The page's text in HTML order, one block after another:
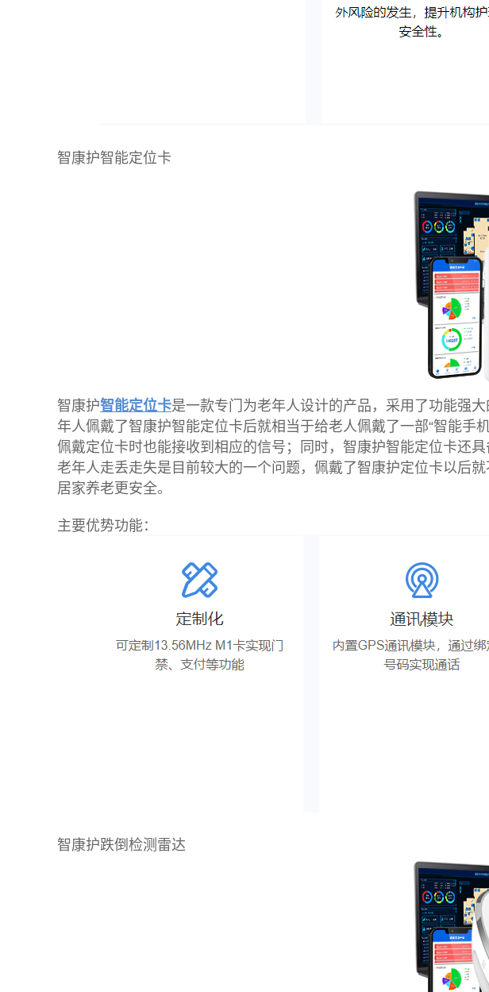
智康护智能定位卡
智康护智能定位卡是一款专门为老年人设计的产品，采用了功能强
年人佩戴了智康护智能定位卡后就相当于给老人佩戴了一部“智能
佩戴定位卡时也能接收到相应的信号；同时，智康护智能定位卡还
老年人走丢走失是目前较大的一个问题，佩戴了智康护定位卡以后
居家养老更安全。
主要优势功能：
智康护跌倒检测雷达